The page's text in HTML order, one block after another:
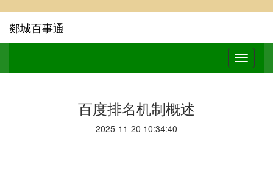
郯城百事通
百度排名机制概述
2025-11-20 10:34:40